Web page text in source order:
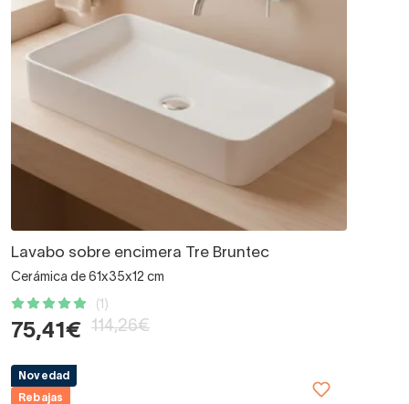
Lavabo sobre encimera Tre Bruntec
Cerámica de 61x35x12 cm
(1)
75,41€ 114,26€
Novedad
Rebajas